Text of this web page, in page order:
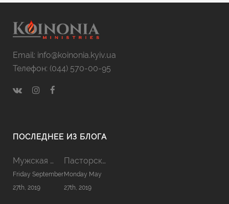
Email: info@koinonia.kyiv.ua
Телефон: (044) 570-00-95
ПОСЛЕДНЕЕ ИЗ БЛОГА
Мужская Койнония 2019
Friday September
27th, 2019
Пасторская Койнония 2019
Monday May
27th, 2019